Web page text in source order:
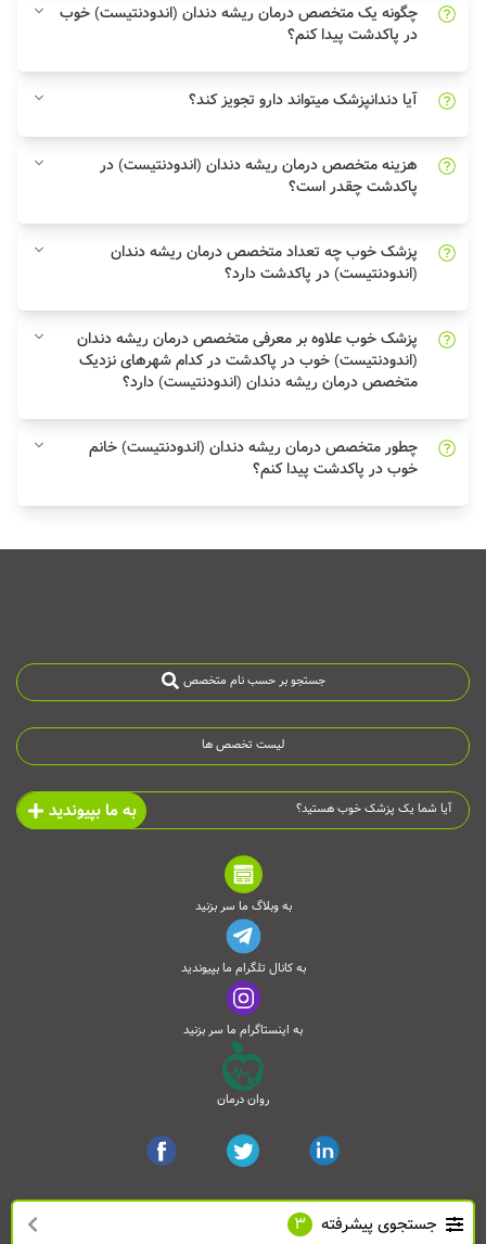
جستجوی پیشرفته 3
چگونه یک متخصص درمان ریشه دندان (اندودنتیست) خوب
در پاکدشت پیدا کنم؟
آیا دندانپزشک میتواند دارو تجویز کند؟
هزینه متخصص درمان ریشه دندان (اندودنتیست) در
پاکدشت چقدر است؟
پزشک خوب چه تعداد متخصص درمان ریشه دندان
(اندودنتیست) در پاکدشت دارد؟
پزشک خوب علاوه بر معرفی متخصص درمان ریشه دندان
(اندودنتیست) خوب در پاکدشت در کدام شهرهای نزدیک
متخصص درمان ریشه دندان (اندودنتیست) دارد؟
چطور متخصص درمان ریشه دندان (اندودنتیست) خانم
خوب در پاکدشت پیدا کنم؟
جستجو بر حسب نام متخصص
لیست تخصص ها
آیا شما یک پزشک خوب هستید؟ به ما بپیوندید
به وبلاگ ما سر بزنید
به کانال تلگرام ما بپیوندید
به اینستاگرام ما سر بزنید
روان درمان
تمامی حقوق این وب‌سایت محفوظ است و انتشار مطالب آن با ذکر منبع بلامانع می‌باشد